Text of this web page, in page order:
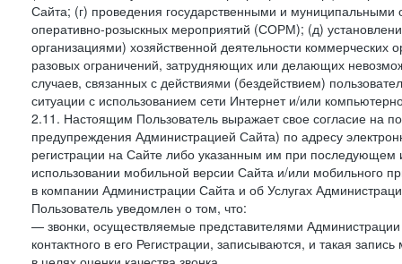
Сайта; (г) проведения государственными и
оперативно-розыскных мероприятий (СОРМ); (д)
организациями) хозяйственной деятельности коммерческих
разовых ограничений, затрудняющих или делающих
случаев, связанных с действиями (бездействием)
ситуации с использованием сети Интернет и/или
2.11. Настоящим Пользователь выражает свое согласие на
предупреждения Администрацией Сайта) по адресу
регистрации на Сайте либо указанным им при
использовании мобильной версии Сайта и/или мобильного
в компании Администрации Сайта и об Услугах
Пользователь уведомлен о том, что:
— звонки, осуществляемые представителями
контактного в его Регистрации, записываются, и такая